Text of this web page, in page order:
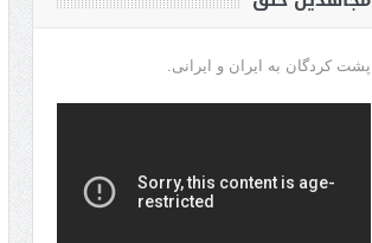
پشت کردگان به ایران و ایرانی.